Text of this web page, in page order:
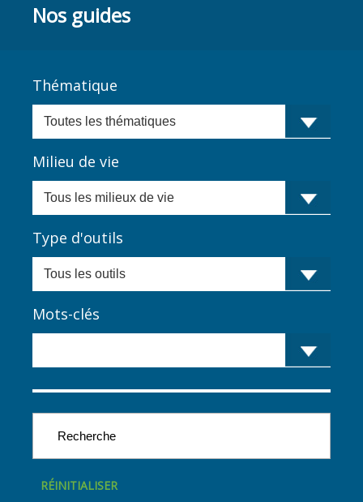
Nos guides
Thématique
Milieu de vie
Type d'outils
Mots-clés
RÉINITIALISER